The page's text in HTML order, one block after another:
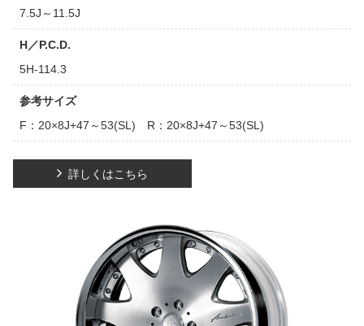
7.5J～11.5J
H／P.C.D.
5H-114.3
参考サイズ
F：20×8J+47～53(SL) R：20×8J+47～53(SL)
詳しくはこちら